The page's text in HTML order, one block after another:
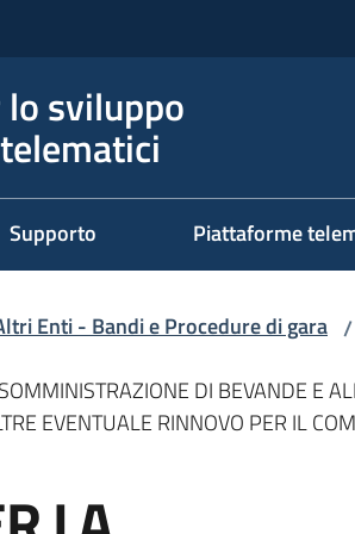
sviluppo
Supporto Piattaforme
Enti - Bandi e Procedure di gara /
DI BEVANDE E
EVENTUALE RINNOVO PER IL